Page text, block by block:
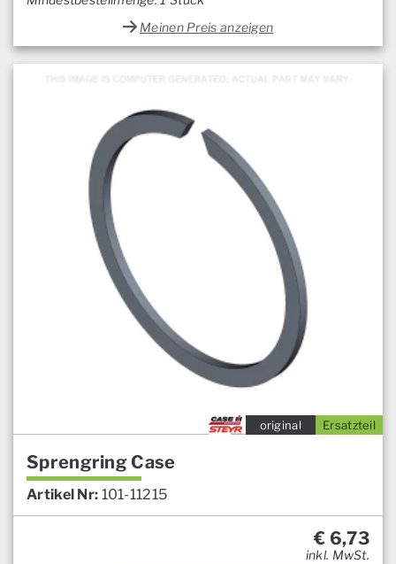
Meinen Preis anzeigen
Ersatzteil
original
Sprengring Case
Artikel Nr: 101-11215
€ 6,73
inkl. MwSt.